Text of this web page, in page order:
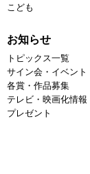
こども
お知らせ
トピックス一覧
サイン会・イベント
各賞・作品募集
テレビ・映画化情報
プレゼント